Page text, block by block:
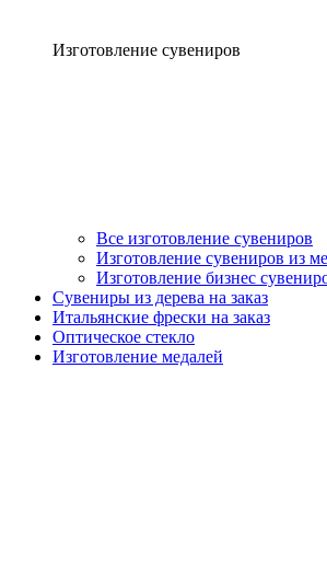
Изготовление сувениров
Все изготовление сувениров
Изготовление сувениров из
Изготовление бизнес
Сувениры из дерева на заказ
Итальянские фрески на заказ
Оптическое стекло
Изготовление медалей